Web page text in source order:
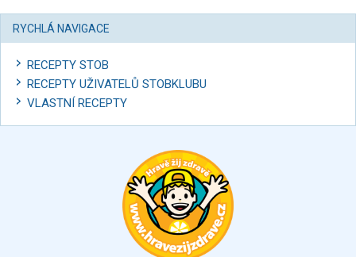
RYCHLÁ NAVIGACE
RECEPTY STOB
RECEPTY UŽIVATELŮ STOBKLUBU
VLASTNÍ RECEPTY